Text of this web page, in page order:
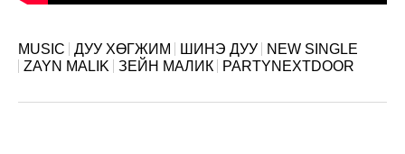
MUSIC ДУУ ХӨГЖИМ ШИНЭ ДУУ
NEW SINGLE
ZAYN MALIK
ЗЕЙН МАЛИК PARTYNEXTDOOR